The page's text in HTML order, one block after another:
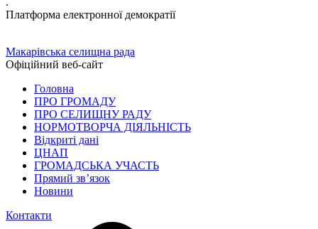
Платформа електронної демократії
Макарівська селищна рада
Офіційний веб-сайт
Головна
ПРО ГРОМАДУ
ПРО СЕЛИЩНУ РАДУ
НОРМОТВОРЧА ДІЯЛЬНІСТЬ
Відкриті дані
ЦНАП
ГРОМАДСЬКА УЧАСТЬ
Прямий зв’язок
Новини
Контакти